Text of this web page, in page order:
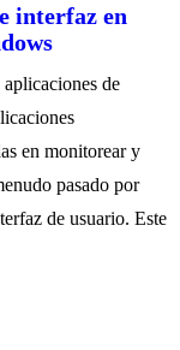
interfaz en
de
en monitorear y
pasado por
de usuario. Este